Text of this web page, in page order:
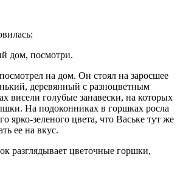
дом, посмотри.
на дом. Он стоял на заросшее
деревянный с разноцветным
висели голубые занавески, на которых
На подоконниках в горшках росла
ярко-зеленого цвета, что Ваське тут же
ее на вкус.
разглядывает цветочные горшки,